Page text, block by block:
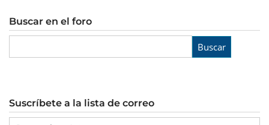
Buscar en el foro
Buscar
Suscríbete a la lista de correo